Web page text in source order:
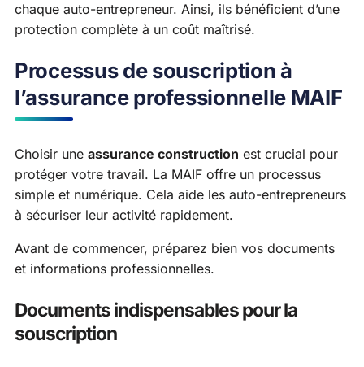
chaque auto-entrepreneur. Ainsi, ils bénéficient d’une
protection complète à un coût maîtrisé.
Processus de souscription à
l’assurance professionnelle MAIF
Choisir une assurance construction est crucial pour
protéger votre travail. La MAIF offre un processus
simple et numérique. Cela aide les auto-entrepreneurs
à sécuriser leur activité rapidement.
Avant de commencer, préparez bien vos documents
et informations professionnelles.
Documents indispensables pour la
souscription